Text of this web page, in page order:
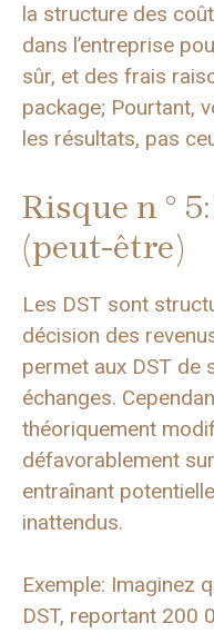
la structure des
dans l’entreprise
sûr, et des frais
package; Pourtant,
les résultats, pas
Risque n °
(peut-être)
Les DST sont
décision des
permet aux DST de
échanges.
théoriquement
défavorablement
entraînant
inattendus.
Exemple: Imaginez
DST, reportant 200